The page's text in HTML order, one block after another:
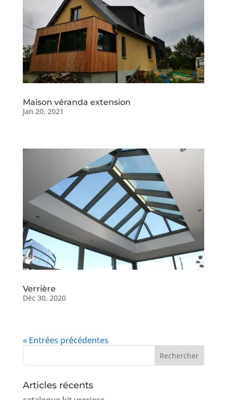
Maison véranda extension
Jan 20, 2021
Verrière
Déc 30, 2020
« Entrées précédentes
Articles récents